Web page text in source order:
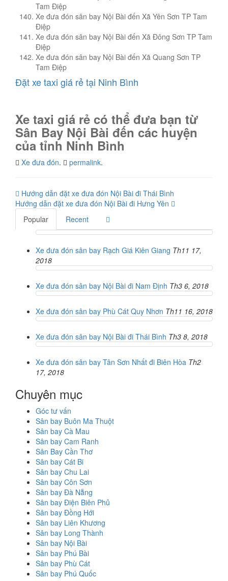
Tam Điệp
Xe đưa đón sân bay Nội Bài đến Xã Yên Sơn TP Tam
Điệp
Xe đưa đón sân bay Nội Bài đến Xã Đông Sơn TP Tam
Điệp
Xe đưa đón sân bay Nội Bài đến Xã Quang Sơn TP
Tam Điệp
Đặt xe taxi giá rẻ tại Ninh Bình
Xe taxi giá rẻ có thể đưa bạn từ
Sân Bay Nội Bài đến các huyện
của tỉnh Ninh Bình
Xe đưa đón. permalink.
Post
navigation
Hướng dẫn đặt xe đưa đón Nội Bài đi Thái Bình
Hướng dẫn đặt xe đưa đón Nội Bài đi Hưng Yên
Popular
Recent
Xe đưa đón sân bay Rạch Giá Kiên Giang Th11 17,
2018
Xe đưa đón sân bay Nội Bài đi Nam Định Th3 6, 2018
Xe đưa đón sân bay Phù Cát Quy Nhơn Th11 16, 2018
Xe đưa đón sân bay Nội Bài đi Thái Bình Th3 8, 2018
Xe đưa đón sân bay Tân Sơn Nhất đi Biên Hòa Th2
17, 2018
Chuyên mục
Góc tư vấn
Sân bay Buôn Ma Thuột
Sân bay Cà Mau
Sân bay Cam Ranh
Sân Bay Cần Thơ
Sân bay Cát Bi
Sân bay Chu Lai
Sân bay Côn Sơn
Sân bay Đà Nẵng
Sân bay Điện Biên Phủ
Sân bay Đồng Hới
Sân bay Liên Khương
Sân bay Long Thành
Sân bay Nội Bài
Sân bay Phú Bài
Sân bay Phù Cát
Sân bay Phú Quốc